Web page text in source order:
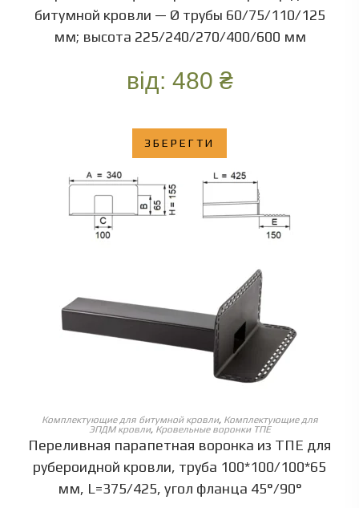
битумной кровли — Ø трубы 60/75/110/125
мм; высота 225/240/270/400/600 мм
від: 480 ₴
ЗБЕРЕГТИ
ОБЕРІТЬ ОПЦІЇ
Комплектующие для битумной кровли, Комплектующие для
ЭПДМ кровли, Кровельные воронки ТПЕ
Переливная парапетная воронка из ТПЕ для
рубероидной кровли, труба 100*100/100*65
мм, L=375/425, угол фланца 45°/90°